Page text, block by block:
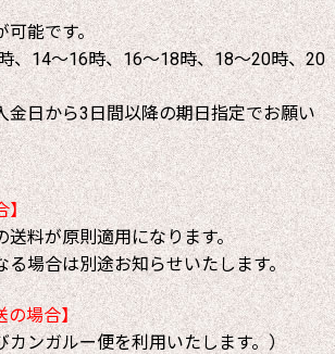
可能です。
、14～16時、16～18時、18～20時、20
金日から3日間以降の期日指定でお願い
】
料が原則適用になります。
る場合は別途お知らせいたします。
の場合】
ンガルー便を利用いたします。）